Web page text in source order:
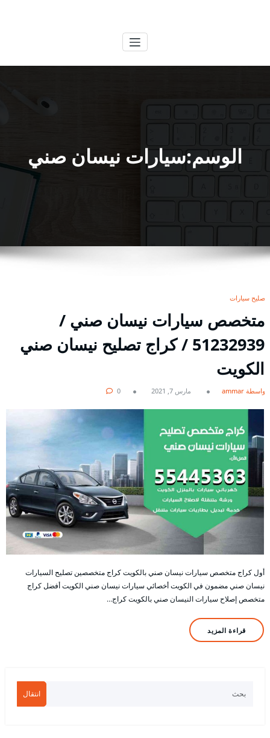
الوسم:سيارات نيسان صني
تصليح سيارات
متخصص سيارات نيسان صني /
51232939‬ / كراج تصليح نيسان صني
الكويت
بواسطة ammar مارس 7, 2021 0
أول كراج متخصص سيارات نيسان صني بالكويت كراج متخصصين تصليح السيارات
نيسان صني مضمون في الكويت أخصائي سيارات نيسان صني الكويت أفضل كراج
متخصص إصلاح سيارات النيسان صني بالكويت كراج…
قراءة المزيد
انتقال